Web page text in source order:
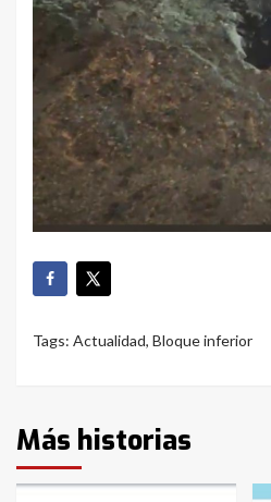
Tags: Actualidad, Bloque inferior
Más historias